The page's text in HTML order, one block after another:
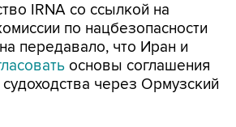
IRNA со ссылкой на
по нацбезопасности
передавало, что Иран и
основы соглашения
через Ормузский